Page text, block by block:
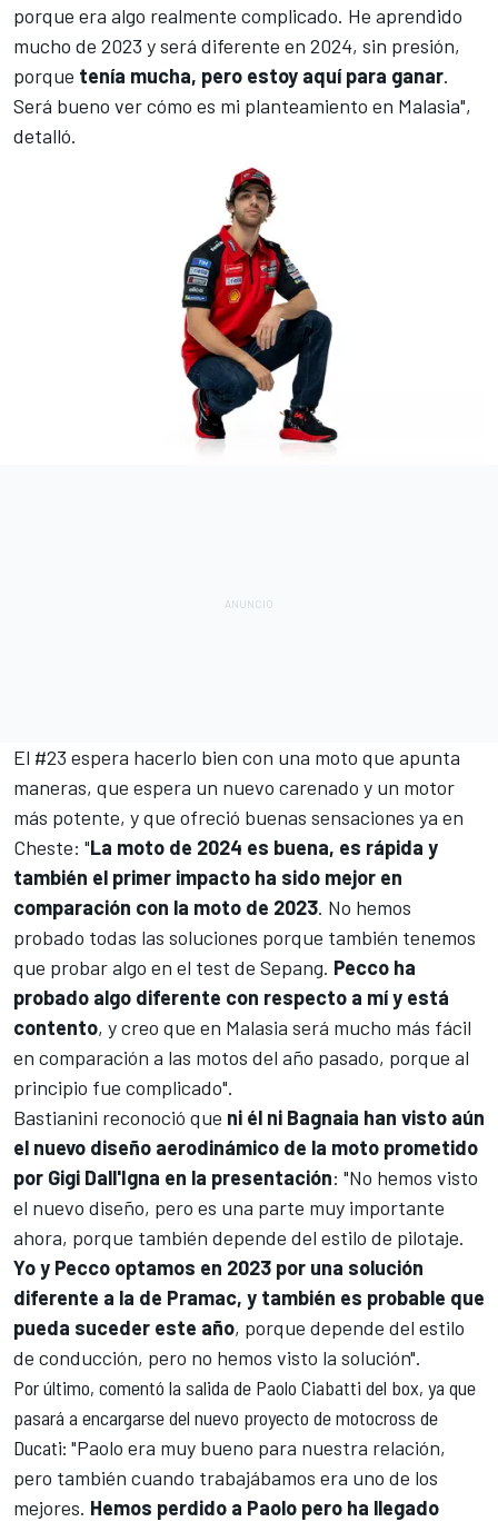
porque era algo realmente complicado. He aprendido
mucho de 2023 y será diferente en 2024, sin presión,
porque tenía mucha, pero estoy aquí para ganar.
Será bueno ver cómo es mi planteamiento en Malasia",
detalló.
El #23 espera hacerlo bien con una moto que apunta
maneras, que espera un nuevo carenado y un motor
más potente, y que ofreció buenas sensaciones ya en
Cheste: "La moto de 2024 es buena, es rápida y
también el primer impacto ha sido mejor en
comparación con la moto de 2023. No hemos
probado todas las soluciones porque también tenemos
que probar algo en el test de Sepang. Pecco ha
probado algo diferente con respecto a mí y está
contento, y creo que en Malasia será mucho más fácil
en comparación a las motos del año pasado, porque al
principio fue complicado".
Bastianini reconoció que ni él ni Bagnaia han visto aún
el nuevo diseño aerodinámico de la moto prometido
por Gigi Dall'Igna en la presentación: "No hemos visto
el nuevo diseño, pero es una parte muy importante
ahora, porque también depende del estilo de pilotaje.
Yo y Pecco optamos en 2023 por una solución
diferente a la de Pramac, y también es probable que
pueda suceder este año, porque depende del estilo
de conducción, pero no hemos visto la solución".
Por último, comentó la salida de Paolo Ciabatti del box, ya que
pasará a encargarse del nuevo proyecto de motocross de
Ducati: "Paolo era muy bueno para nuestra relación,
pero también cuando trabajábamos era uno de los
mejores. Hemos perdido a Paolo pero ha llegado